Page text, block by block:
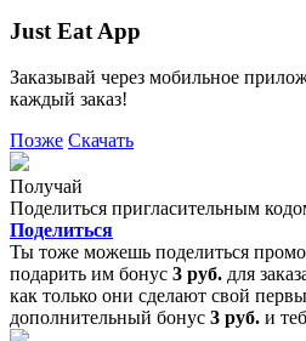
Just Eat App
Заказывай через мобильное
каждый заказ!
Позже Скачать
Получай
Поделиться пригласительным
Поделиться
Ты тоже можешь поделиться
подарить им бонус 3 руб. для
как только они сделают свой
дополнительный бонус 3 руб. и